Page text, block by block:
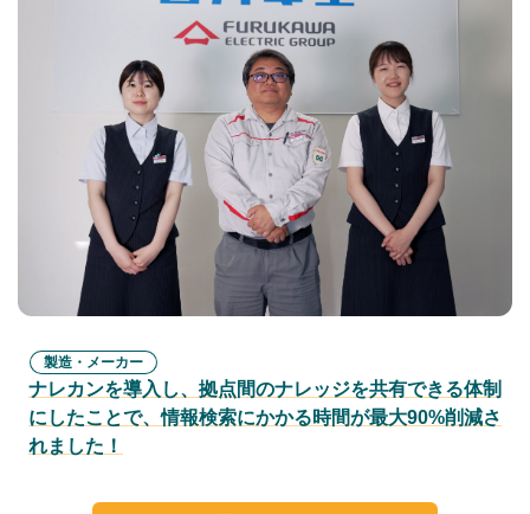
製造・メーカー
ナレカンを導入し、拠点間のナレッジを共有できる体制
にしたことで、情報検索にかかる時間が最大90%削減さ
れました！